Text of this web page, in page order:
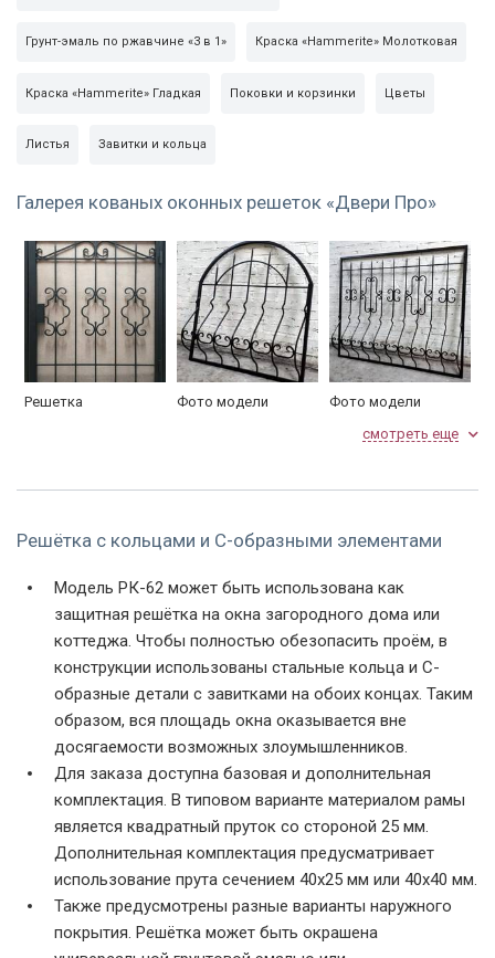
Грунт-эмаль по ржавчине «3 в 1» Краска «Hammerite» Молотковая
Краска «Hammerite» Гладкая Поковки и корзинки Цветы
Листья Завитки и кольца
Галерея кованых оконных решеток «Двери Про»
Решетка
Фото модели
Фото модели
Фото модели РК-06 Фото модели РК-06 Фото модели РК-06
Фото модели РК-06 Фото модели РК-06 Фото модели РК-06
смотреть еще
Решётка с кольцами и С-образными элементами
Модель РК-62 может быть использована как
защитная решётка на окна загородного дома или
коттеджа. Чтобы полностью обезопасить проём, в
конструкции использованы стальные кольца и С-
образные детали с завитками на обоих концах. Таким
образом, вся площадь окна оказывается вне
досягаемости возможных злоумышленников.
Для заказа доступна базовая и дополнительная
комплектация. В типовом варианте материалом рамы
является квадратный пруток со стороной 25 мм.
Дополнительная комплектация предусматривает
использование прута сечением 40х25 мм или 40х40 мм.
Также предусмотрены разные варианты наружного
покрытия. Решётка может быть окрашена